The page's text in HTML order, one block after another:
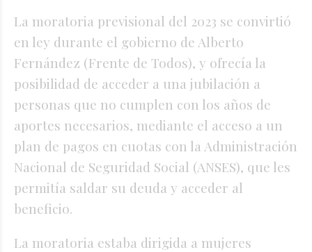
La moratoria previsional del 2023 se convirtió
en ley durante el gobierno de Alberto
Fernández (Frente de Todos), y ofrecía la
posibilidad de acceder a una jubilación a
personas que no cumplen con los años de
aportes necesarios, mediante el acceso a un
plan de pagos en cuotas con la Administración
Nacional de Seguridad Social (ANSES), que les
permitía saldar su deuda y acceder al
beneficio.
La moratoria estaba dirigida a mujeres